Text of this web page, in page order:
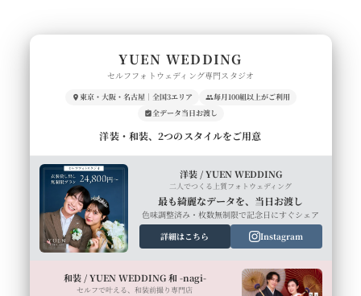
YUEN WEDDING
セルフフォトウェディング専門スタジオ
東京・大阪・名古屋｜全国3エリア
毎月100組以上がご利用
全データ当日お渡し
洋装・和装、2つのスタイルをご用意
洋装 / YUEN WEDDING
二人でつくる上質フォトウェディング
最も綺麗なデータを、当日お渡し
色味調整済み・枚数無制限で記念日にすぐシェア
詳細はこちら
Instagram
和装 / YUEN WEDDING 和 -nagi-
セルフで叶える、和装前撮り専門店